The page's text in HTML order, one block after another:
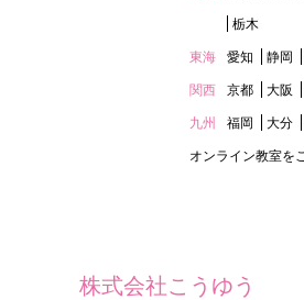
栃木
東海
愛知 静岡
関西
京都 大阪
九州
福岡 大分
オンライン教室を
株式会社こうゆう